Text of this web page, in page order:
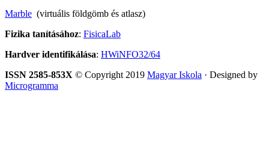
Marble (virtuális földgömb és atlasz)
Fizika tanításához: FisicaLab
Hardver identifikálása: HWiNFO32/64
ISSN 2585-853X © Copyright 2019 Magyar Iskola · Designed by
Microgramma